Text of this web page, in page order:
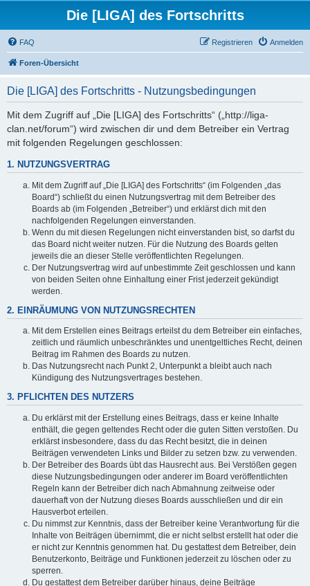
Die [LIGA] des Fortschritts
FAQ Anmelden
Registrieren
Foren-Übersicht
Die [LIGA] des Fortschritts - Nutzungsbedingungen
Mit dem Zugriff auf „Die [LIGA] des Fortschritts“ („http://liga-
clan.net/forum“) wird zwischen dir und dem Betreiber ein Vertrag
mit folgenden Regelungen geschlossen:
1. NUTZUNGSVERTRAG
Mit dem Zugriff auf „Die [LIGA] des Fortschritts“ (im Folgenden „das
Board“) schließt du einen Nutzungsvertrag mit dem Betreiber des
Boards ab (im Folgenden „Betreiber“) und erklärst dich mit den
nachfolgenden Regelungen einverstanden.
Wenn du mit diesen Regelungen nicht einverstanden bist, so darfst du
das Board nicht weiter nutzen. Für die Nutzung des Boards gelten
jeweils die an dieser Stelle veröffentlichten Regelungen.
Der Nutzungsvertrag wird auf unbestimmte Zeit geschlossen und kann
von beiden Seiten ohne Einhaltung einer Frist jederzeit gekündigt
werden.
2. EINRÄUMUNG VON NUTZUNGSRECHTEN
Mit dem Erstellen eines Beitrags erteilst du dem Betreiber ein einfaches,
zeitlich und räumlich unbeschränktes und unentgeltliches Recht, deinen
Beitrag im Rahmen des Boards zu nutzen.
Das Nutzungsrecht nach Punkt 2, Unterpunkt a bleibt auch nach
Kündigung des Nutzungsvertrages bestehen.
3. PFLICHTEN DES NUTZERS
Du erklärst mit der Erstellung eines Beitrags, dass er keine Inhalte
enthält, die gegen geltendes Recht oder die guten Sitten verstoßen. Du
erklärst insbesondere, dass du das Recht besitzt, die in deinen
Beiträgen verwendeten Links und Bilder zu setzen bzw. zu verwenden.
Der Betreiber des Boards übt das Hausrecht aus. Bei Verstößen gegen
diese Nutzungsbedingungen oder anderer im Board veröffentlichten
Regeln kann der Betreiber dich nach Abmahnung zeitweise oder
dauerhaft von der Nutzung dieses Boards ausschließen und dir ein
Hausverbot erteilen.
Du nimmst zur Kenntnis, dass der Betreiber keine Verantwortung für die
Inhalte von Beiträgen übernimmt, die er nicht selbst erstellt hat oder die
er nicht zur Kenntnis genommen hat. Du gestattest dem Betreiber, dein
Benutzerkonto, Beiträge und Funktionen jederzeit zu löschen oder zu
sperren.
Du gestattest dem Betreiber darüber hinaus, deine Beiträge